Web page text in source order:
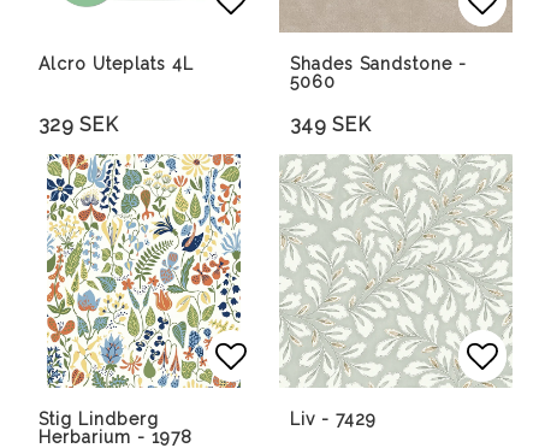
Lägg till i favoritlistan
Lägg till i favoritlistan
Alcro Uteplats 4L
329 SEK
Shades Sandstone -
5060
349 SEK
Lägg till i favoritlistan
Lägg till i favoritlistan
Stig Lindberg
Herbarium - 1978
Liv - 7429